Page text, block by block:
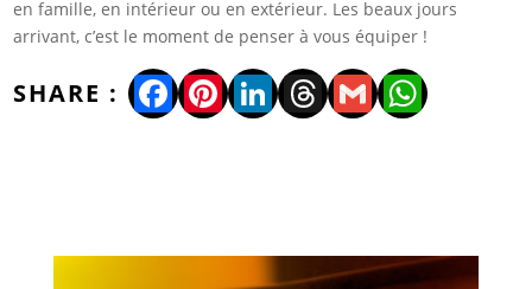
en famille, en intérieur ou en extérieur. Les beaux jours
arrivant, c’est le moment de penser à vous équiper !
Facebook
Pinterest
LinkedIn
Threads
Gmail